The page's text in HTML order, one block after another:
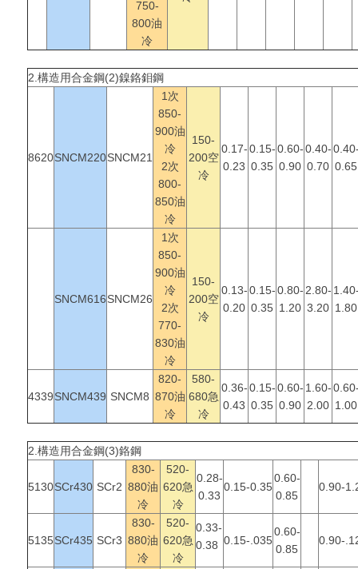
750-
800油
冷
2.構造用合金鋼(2)鎳鉻鉬鋼
8620SNCM220SNCM21
1次
850-
900油
冷
2次
800-
850油
冷
150-
200空
冷
0.17-
0.23
0.15-
0.35
0.60-
0.90
0.40-
0.70 0.65
SNCM616SNCM26
1次
850-
900油
冷
2次
770-
830油
冷
150-
200空
冷
0.13-
0.20
0.15-
0.35
0.80-
1.20
2.80-
3.20 1.80
4339SNCM439 SNCM8
820-
870油
冷
580-
680急
冷
0.36-
0.43
0.15-
0.35
0.60-
0.90
1.60-
2.00 1.00
2.構造用合金鋼(3)鉻鋼
5130SCr430 SCr2
830-
880油
冷
520-
620急
冷
0.28-
0.33
0.15-0.35
0.60-
0.85
0.90-
5135SCr435 SCr3
830-
880油
冷
520-
620急
冷
0.33-
0.38 0.15-.035
0.60-
0.85
0.90-